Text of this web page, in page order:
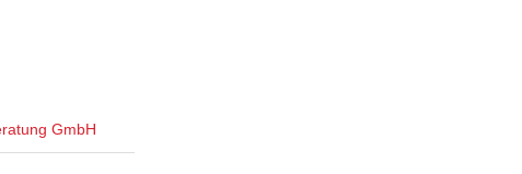
GmbH